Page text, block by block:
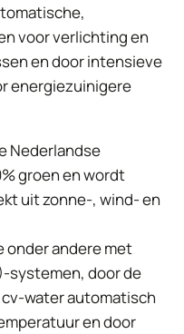
voor verlichting en
en door intensieve
energiezuinigere
Nederlandse
groen en wordt
uit zonne-, wind- en
onder andere met
systemen, door de
water automatisch
en door